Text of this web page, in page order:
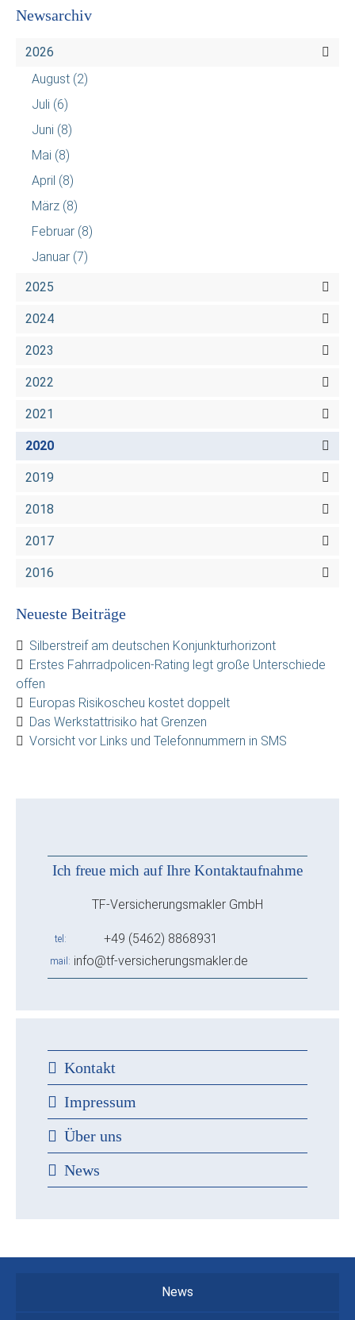
Newsarchiv
2026
August (2)
Juli (6)
Juni (8)
Mai (8)
April (8)
März (8)
Februar (8)
Januar (7)
2025
2024
2023
2022
2021
2020
2019
2018
2017
2016
Neueste Beiträge
Silberstreif am deutschen Konjunkturhorizont
Erstes Fahrradpolicen-Rating legt große Unterschiede
offen
Europas Risikoscheu kostet doppelt
Das Werkstattrisiko hat Grenzen
Vorsicht vor Links und Telefonnummern in SMS
Ich freue mich auf Ihre Kontaktaufnahme
TF-Versicherungsmakler GmbH
tel +49 (5462) 8868931
mail info@tf-versicherungsmakler.de
Kontakt
Impressum
Über uns
News
News